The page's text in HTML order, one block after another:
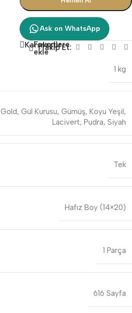
Ask on WhatsApp
Karşılaştır
Favorilere
ekleTakip Et:
1 kg
Gold, Gül Kurusu, Gümüş, Koyu Yeşil,
Lacivert, Pudra, Siyah
Tek
Hafız Boy (14×20)
1 Parça
616 Sayfa